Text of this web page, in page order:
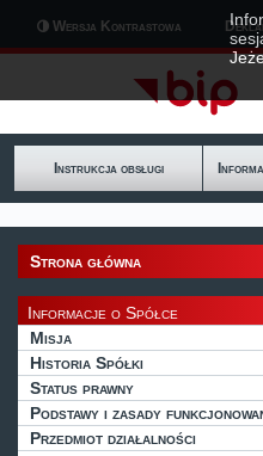
Wersja Kontrastowa
Instrukcja obsługi
Strona główna
Informacje o Spółce
Misja
Historia Spółki
Status prawny
Podstawy i zasady
Przedmiot działalności